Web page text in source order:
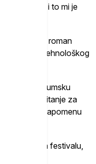
studentima i to mi je
njegov novi roman
nauke i tehnološkog
u Silicijumsku
pitanje za
Lišer, uz napomenu
publikom na festivalu,